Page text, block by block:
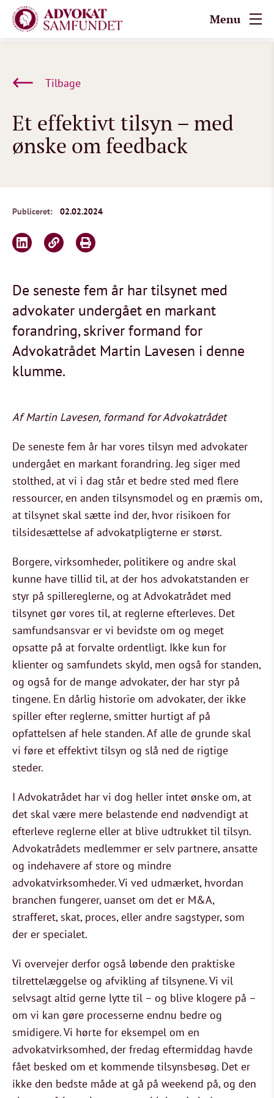
Menu
Tilbage
Et effektivt tilsyn – med
ønske om feedback
Publiceret: 02.02.2024
De seneste fem år har tilsynet med
advokater undergået en markant
forandring, skriver formand for
Advokatrådet Martin Lavesen i denne
klumme.
Af Martin Lavesen, formand for Advokatrådet
De seneste fem år har vores tilsyn med advokater
undergået en markant forandring. Jeg siger med
stolthed, at vi i dag står et bedre sted med flere
ressourcer, en anden tilsynsmodel og en præmis om,
at tilsynet skal sætte ind der, hvor risikoen for
tilsidesættelse af advokatpligterne er størst.
Borgere, virksomheder, politikere og andre skal
kunne have tillid til, at der hos advokatstanden er
styr på spillereglerne, og at Advokatrådet med
tilsynet gør vores til, at reglerne efterleves. Det
samfundsansvar er vi bevidste om og meget
opsatte på at forvalte ordentligt. Ikke kun for
klienter og samfundets skyld, men også for standen,
og også for de mange advokater, der har styr på
tingene. En dårlig historie om advokater, der ikke
spiller efter reglerne, smitter hurtigt af på
opfattelsen af hele standen. Af alle de grunde skal
vi føre et effektivt tilsyn og slå ned de rigtige
steder.
I Advokatrådet har vi dog heller intet ønske om, at
det skal være mere belastende end nødvendigt at
efterleve reglerne eller at blive udtrukket til tilsyn.
Advokatrådets medlemmer er selv partnere, ansatte
og indehavere af store og mindre
advokatvirksomheder. Vi ved udmærket, hvordan
branchen fungerer, uanset om det er M&A,
strafferet, skat, proces, eller andre sagstyper, som
der er specialet.
Vi overvejer derfor også løbende den praktiske
tilrettelæggelse og afvikling af tilsynene. Vi vil
selvsagt altid gerne lytte til – og blive klogere på –
om vi kan gøre processerne endnu bedre og
smidigere. Vi hørte for eksempel om en
advokatvirksomhed, der fredag eftermiddag havde
fået besked om et kommende tilsynsbesøg. Det er
ikke den bedste måde at gå på weekend på, og den